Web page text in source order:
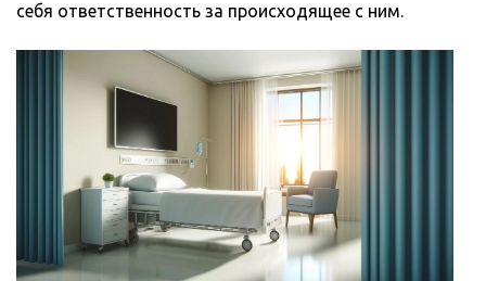
себя ответственность за происходящее с ним.